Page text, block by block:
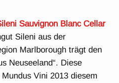
Sauvignon Blanc Cellar
Sileni aus der
Marlborough trägt den
Neuseeland“. Diese
Vini 2013 diesem